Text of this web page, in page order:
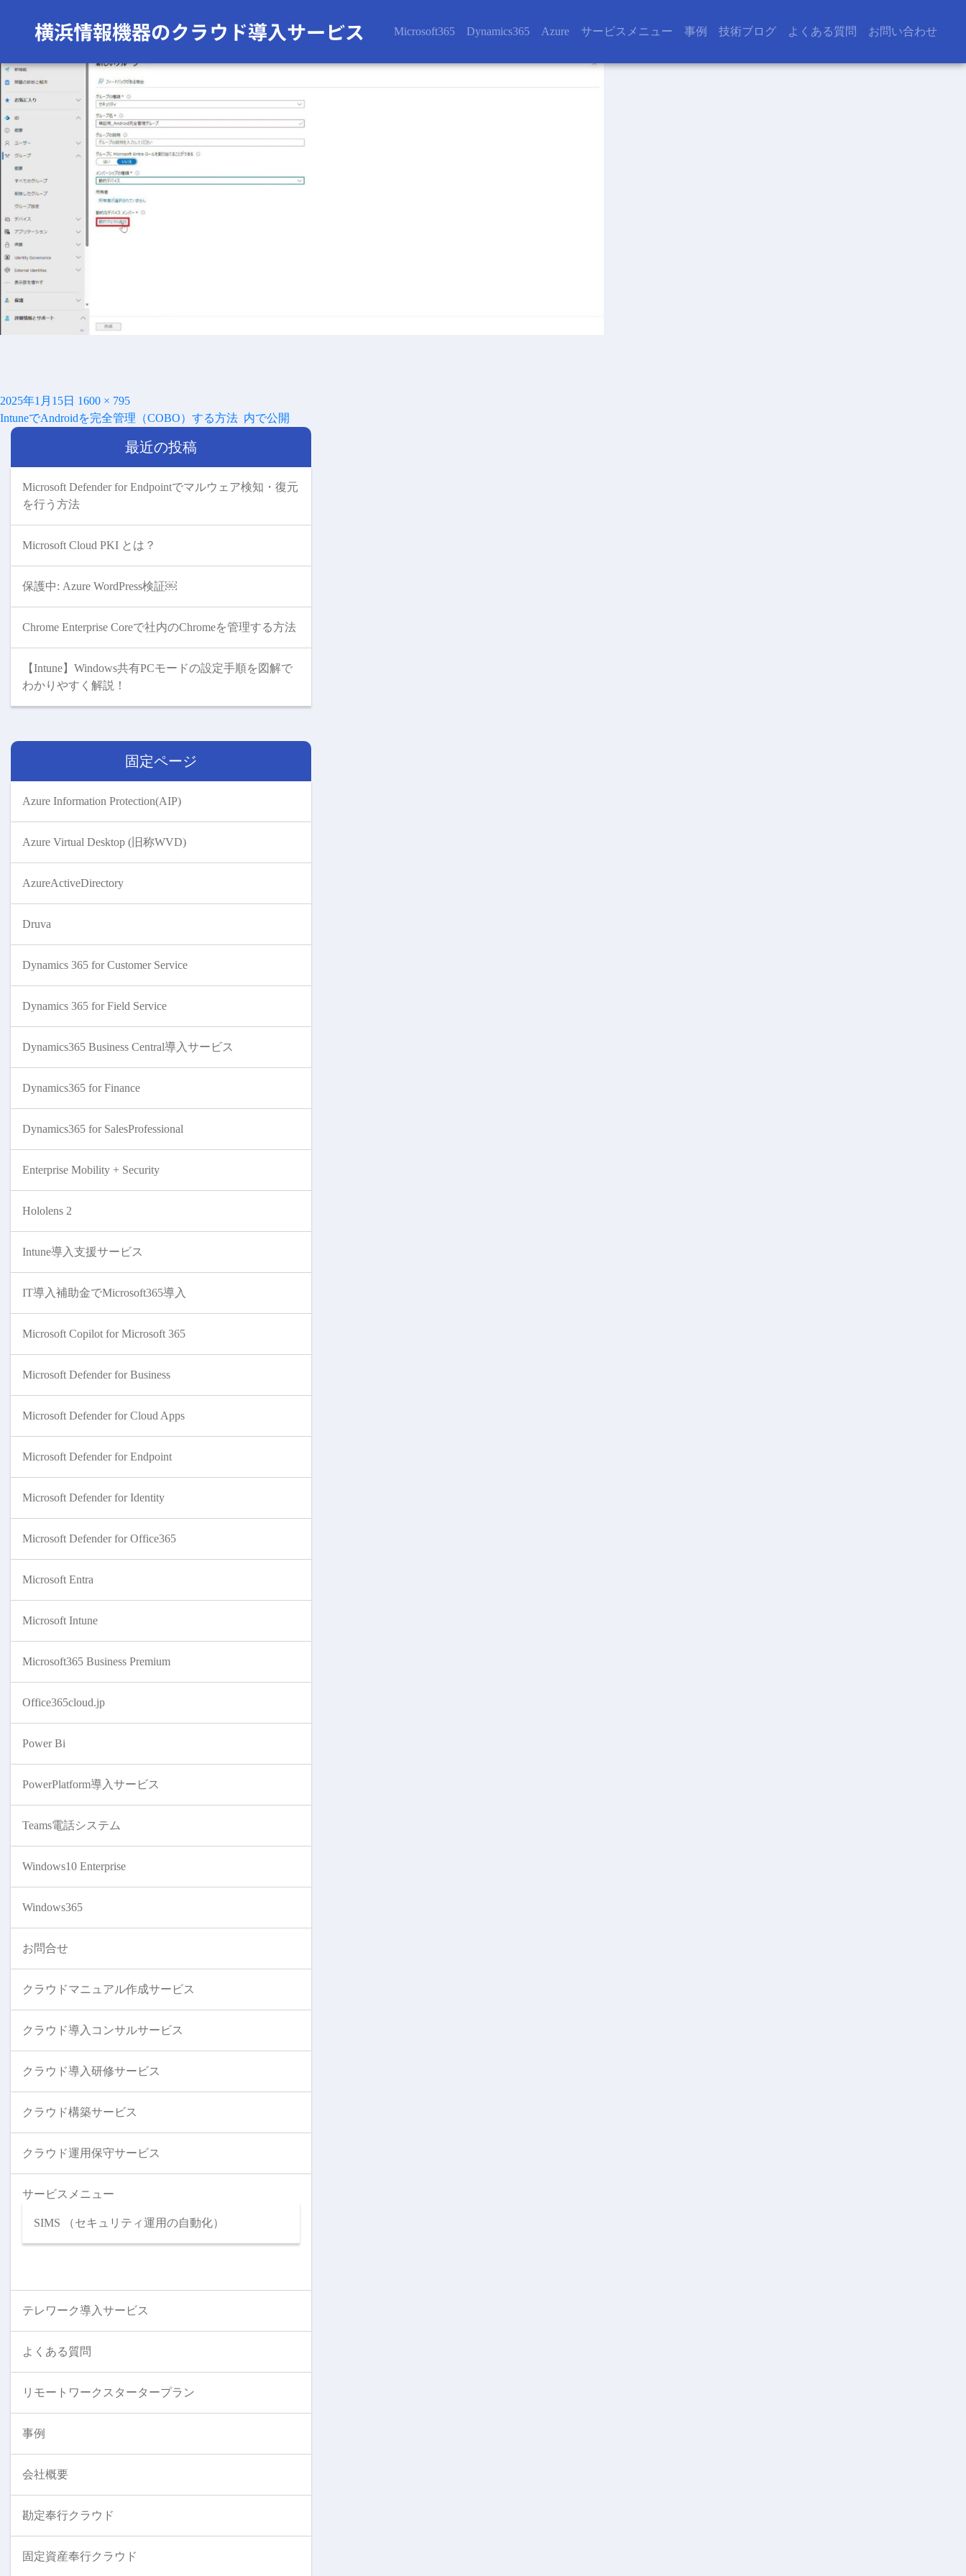
Microsoft365 Dynamics365 Azure サービスメニュー 事例 技術ブログ よくある質問 お問い合わせ
次の画像
投
稿
日:
2025年1月15日 フ
ル
ズ
1600 × 795
投
IntuneでAndroidを完全管理（COBO）する方法 内で公開
最近の投稿
Microsoft Defender for Endpointでマルウェア検知・復元
を行う方法
Microsoft Cloud PKI とは？
保護中: Azure WordPress検証￼
Chrome Enterprise Coreで社内のChromeを管理する方法
【Intune】Windows共有PCモードの設定手順を図解で
わかりやすく解説！
固定ページ
Azure Information Protection(AIP)
Azure Virtual Desktop (旧称WVD)
AzureActiveDirectory
Druva
Dynamics 365 for Customer Service
Dynamics 365 for Field Service
Dynamics365 Business Central導入サービス
Dynamics365 for Finance
Dynamics365 for SalesProfessional
Enterprise Mobility + Security
Hololens 2
Intune導入支援サービス
IT導入補助金でMicrosoft365導入
Microsoft Copilot for Microsoft 365
Microsoft Defender for Business
Microsoft Defender for Cloud Apps
Microsoft Defender for Endpoint
Microsoft Defender for Identity
Microsoft Defender for Office365
Microsoft Entra
Microsoft Intune
Microsoft365 Business Premium
Office365cloud.jp
Power Bi
PowerPlatform導入サービス
Teams電話システム
Windows10 Enterprise
Windows365
お問合せ
クラウドマニュアル作成サービス
クラウド導入コンサルサービス
クラウド導入研修サービス
クラウド構築サービス
クラウド運用保守サービス
サービスメニュー
SIMS （セキュリティ運用の自動化）
テレワーク導入サービス
よくある質問
リモートワークスタータープラン
事例
会社概要
勘定奉行クラウド
固定資産奉行クラウド